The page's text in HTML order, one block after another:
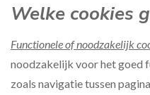
Welke cookies
Functionele of noodzakelijk
noodzakelijk voor het goed
zoals navigatie tussen